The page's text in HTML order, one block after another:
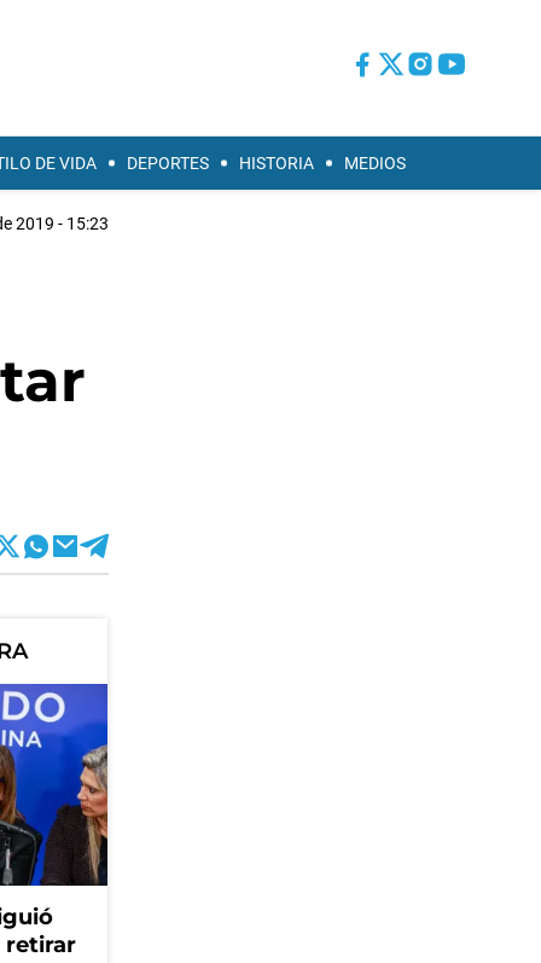
DE VIDA DEPORTES HISTORIA MEDIOS
2019 - 15:23
retirar